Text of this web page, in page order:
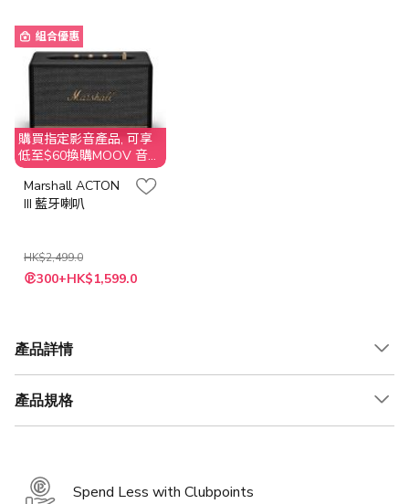
組合優惠
購買指定影音產品, 可享
低至$60換購MOOV 音樂
服務
Marshall ACTON
III 藍牙喇叭
HK$2,499.0
300+HK$1,599.0
產品詳情
產品規格
Spend Less with Clubpoints